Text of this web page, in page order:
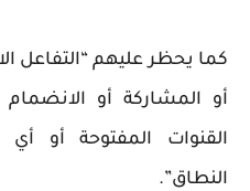
كما يحظر عليهم “التفاعل
أو المشاركة أو
القنوات المفتوحة أو
النطاق”.